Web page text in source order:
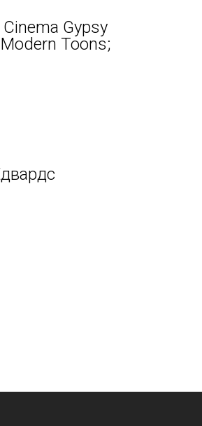
Gypsy
Toons;